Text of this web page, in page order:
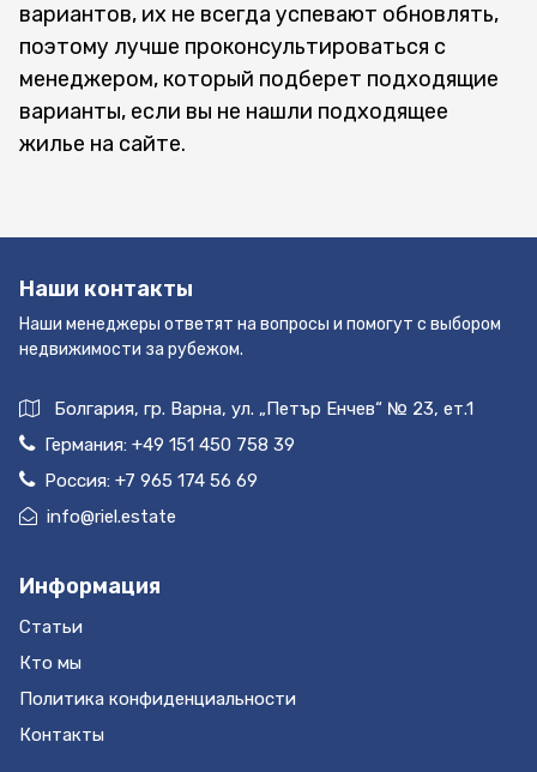
вариантов, их не всегда успевают обновлять,
поэтому лучше проконсультироваться с
менеджером, который подберет подходящие
варианты, если вы не нашли подходящее
жилье на сайте.
Наши контакты
Наши менеджеры ответят на вопросы и помогут с выбором
недвижимости за рубежом.
Болгария, гр. Варна, ул. „Петър Енчев“ № 23, ет.1
Германия: +49 151 450 758 39
Россия: +7 965 174 56 69
info@riel.estate
Информация
Статьи
Кто мы
Политика конфиденциальности
Контакты